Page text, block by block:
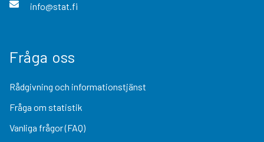
info@stat.fi
Fråga oss
Rådgivning och informationstjänst
Fråga om statistik
Vanliga frågor (FAQ)